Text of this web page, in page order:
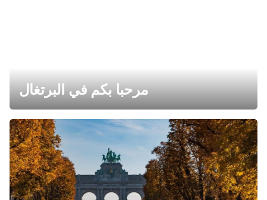
مرحبا بكم في البرتغال